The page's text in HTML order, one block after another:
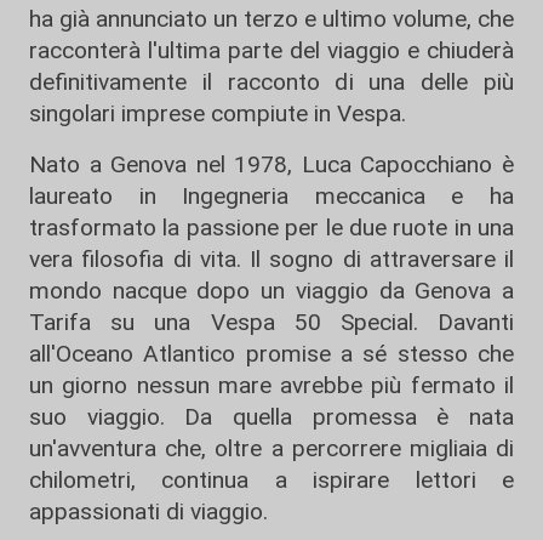
ha già annunciato un terzo e ultimo volume, che
racconterà l'ultima parte del viaggio e chiuderà
definitivamente il racconto di una delle più
singolari imprese compiute in Vespa.
Nato a Genova nel 1978, Luca Capocchiano è
laureato in Ingegneria meccanica e ha
trasformato la passione per le due ruote in una
vera filosofia di vita. Il sogno di attraversare il
mondo nacque dopo un viaggio da Genova a
Tarifa su una Vespa 50 Special. Davanti
all'Oceano Atlantico promise a sé stesso che
un giorno nessun mare avrebbe più fermato il
suo viaggio. Da quella promessa è nata
un'avventura che, oltre a percorrere migliaia di
chilometri, continua a ispirare lettori e
appassionati di viaggio.